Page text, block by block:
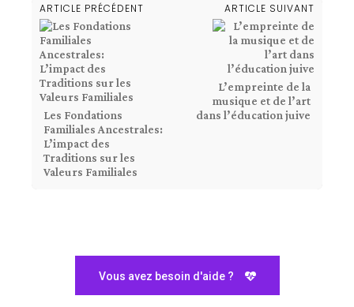
ARTICLE PRÉCÉDENT
Les Fondations
Familiales Ancestrales:
L’impact des
Traditions sur les
Valeurs Familiales
ARTICLE SUIVANT
L’empreinte de la
musique et de l’art
dans l’éducation juive
Vous avez besoin d'aide ?